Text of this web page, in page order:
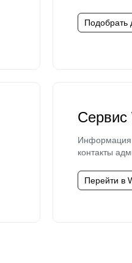
Подобрать
Сервис
Информация
контакты
Перейти в